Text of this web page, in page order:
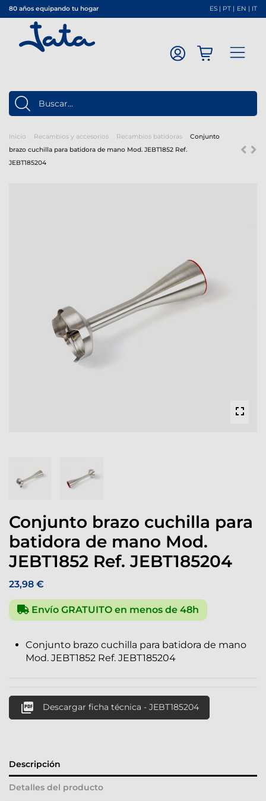
80 años equipando tu hogar ES | PT | EN | IT
Inicio Recambios y accesorios Recambios batidoras
Conjunto
brazo cuchilla para batidora de mano Mod. JEBT1852 Ref.
JEBT185204
Conjunto brazo cuchilla para
batidora de mano Mod.
JEBT1852 Ref. JEBT185204
23,98 €
Envío GRATUITO en menos de 48h
Conjunto brazo cuchilla para batidora de mano
Mod. JEBT1852 Ref. JEBT185204
 Descargar ficha técnica - JEBT185204
Descripción
Detalles del producto